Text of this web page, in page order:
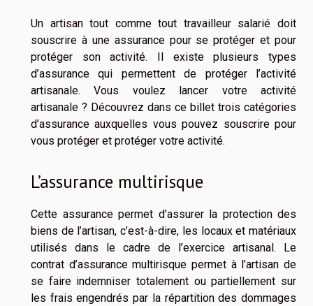
Un artisan tout comme tout travailleur salarié doit
souscrire à une assurance pour se protéger et pour
protéger son activité. Il existe plusieurs types
d’assurance qui permettent de protéger l’activité
artisanale. Vous voulez lancer votre activité
artisanale ? Découvrez dans ce billet trois catégories
d’assurance auxquelles vous pouvez souscrire pour
vous protéger et protéger votre activité.
L’assurance multirisque
Cette assurance permet d’assurer la protection des
biens de l’artisan, c’est-à-dire, les locaux et matériaux
utilisés dans le cadre de l’exercice artisanal. Le
contrat d’assurance multirisque permet à l’artisan de
se faire indemniser totalement ou partiellement sur
les frais engendrés par la répartition des dommages